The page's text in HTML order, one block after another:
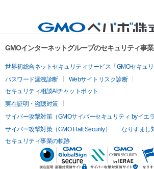
GMOインターネットグループのセキュリティ事
世界初総合ネットセキュリティサービス「GMOセキュリ
パスワード漏洩診断
Webサイトリスク診断
セキュリティ相談AIチャットボット
実在証明・盗聴対策
サイバー攻撃対策（GMOサイバーセキュリティ byイエラ
サイバー攻撃対策（GMO Flatt Security）
なりすまし
セキュリティ事業の軌跡